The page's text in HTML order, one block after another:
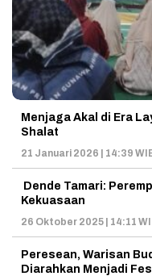
Menjaga Akal di Era
Shalat
21 Januari 2026 | 14:39
Dende Tamari:
Kekuasaan
26 Oktober 2025 | 14:11
Peresean, Warisan
Diarahkan Menjadi